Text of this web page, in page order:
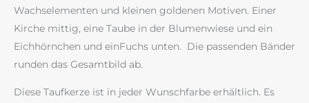
Wachselementen und kleinen goldenen Motiven. Einer
Kirche mittig, eine Taube in der Blumenwiese und ein
Eichhörnchen und einFuchs unten. Die passenden Bänder
runden das Gesamtbild ab.
Diese Taufkerze ist in jeder Wunschfarbe erhältlich. Es